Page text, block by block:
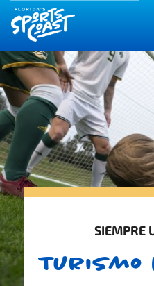
SIEMPRE
Turismo